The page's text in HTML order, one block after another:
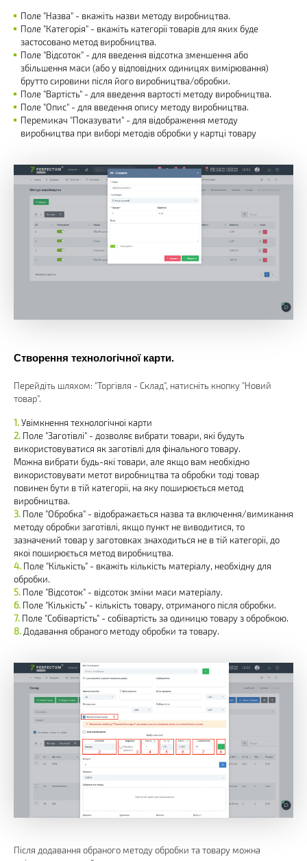
Поле "Назва" - вкажіть назви методу виробництва.
Поле "Категорія" - вкажіть категорії товарів для яких буде
застосовано метод виробництва.
Поле "Відсоток" - для введення відсотка зменшення або
збільшення маси (або у відповідних одиницях вимірювання)
брутто сировини після його виробництва/обробки.
Поле "Вартість" - для введення вартості методу виробництва.
Поле "Опис" - для введення опису методу виробництва.
Перемикач "Показувати" - для відображення методу
виробництва при виборі методів обробки у картці товару
Створення технологічної карти.
Перейдіть шляхом: "Торгівля - Склад", натисніть кнопку "Новий
товар".
Увімкнення технологічної карти
Поле "Заготівлі" - дозволяє вибрати товари, які будуть
використовуватися як заготівлі для фінального товару.
Можна вибрати будь-які товари, але якщо вам необхідно
використовувати метот виробництва та обробки тоді товар
повинен бути в тій категорії, на яку поширюється метод
виробництва.
Поле "Обробка" - відображається назва та включення/вимикання
методу обробки заготівлі, якщо пункт не виводитися, то
зазначений товар у заготовках знаходиться не в тій категорії, до
якої поширюється метод виробництва.
Поле "Кількість" - вкажіть кількість матеріалу, необхідну для
обробки.
Поле "Відсоток" - відсоток зміни маси матеріалу.
Поле "Кількість" - кількість товару, отриманого після обробки.
Поле "Собівартість" - собівартість за одиницю товару з обробкою.
Додавання обраного методу обробки та товару.
Після додавання обраного методу обробки та товару можна